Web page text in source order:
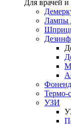
Для врачей
Лампы
Термо-
УЗИ